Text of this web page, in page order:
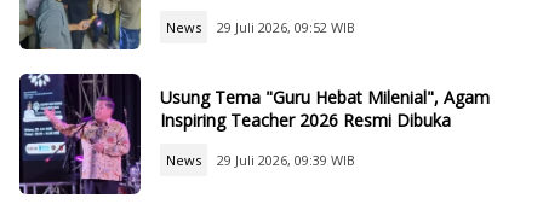
News 29 Juli 2026, 09:52 WIB
Usung Tema "Guru Hebat Milenial", Agam
Inspiring Teacher 2026 Resmi Dibuka
News 29 Juli 2026, 09:39 WIB